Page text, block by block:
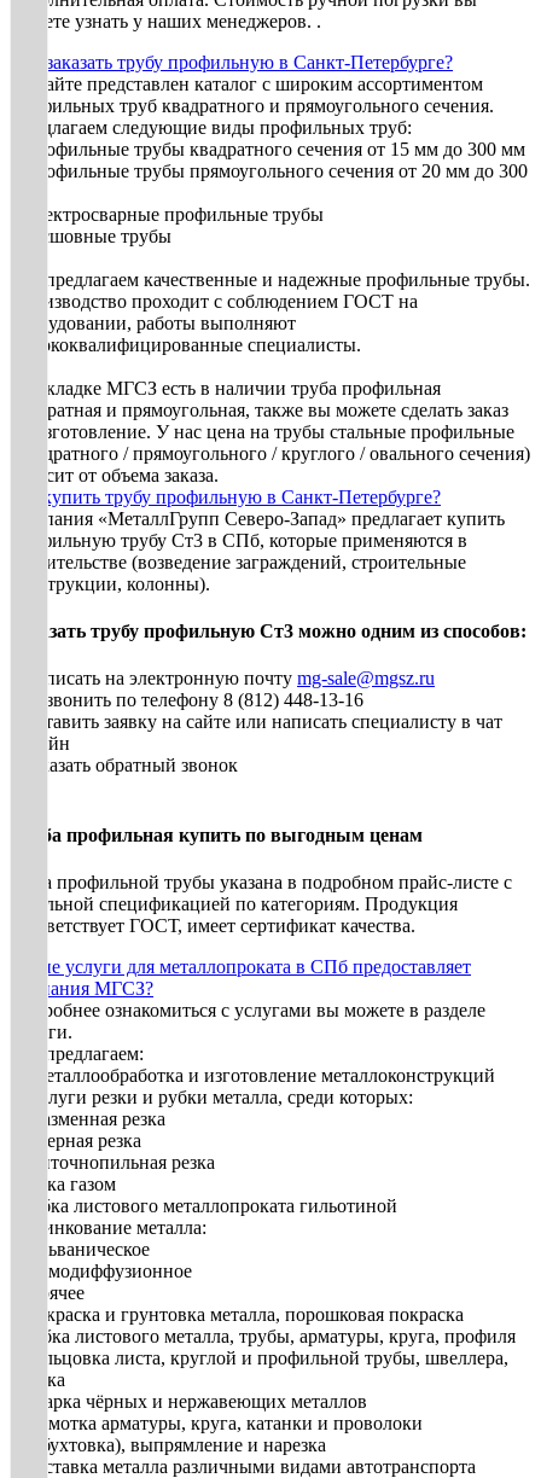
можете узнать у наших менеджеров. .
Как заказать трубу профильную в Санкт-Петербурге?
На сайте представлен каталог с широким ассортиментом
профильных труб квадратного и прямоугольного сечения.
Предлагаем следующие виды профильных труб:
• Профильные трубы квадратного сечения от 15 мм до 300 мм
• Профильные трубы прямоугольного сечения от 20 мм до 300
• Электросварные профильные трубы
• Бесшовные трубы
Мы предлагаем качественные и надежные профильные трубы.
Производство проходит с соблюдением ГОСТ на
оборудовании, работы выполняют
высококвалифицированные специалисты.
На складке МГСЗ есть в наличии труба профильная
квадратная и прямоугольная, также вы можете сделать заказ
на изготовление. У нас цена на трубы стальные профильные
(квадратного / прямоугольного / круглого / овального сечения)
зависит от объема заказа.
Где купить трубу профильную в Санкт-Петербурге?
Компания «МеталлГрупп Северо-Запад» предлагает купить
профильную трубу Ст3 в СПб, которые применяются в
строительстве (возведение заграждений, строительные
конструкции, колонны).
Заказать трубу профильную Ст3 можно одним из способов:
• Написать на электронную почту mg-sale@mgsz.ru
• Позвонить по телефону 8 (812) 448-13-16
• Оставить заявку на сайте или написать специалисту в чат
онлайн
• Заказать обратный звонок
Труба профильная купить по выгодным ценам
Цена профильной трубы указана в подробном прайс-листе с
детальной спецификацией по категориям. Продукция
соответствует ГОСТ, имеет сертификат качества.
Какие услуги для металлопроката в СПб предоставляет
компания МГСЗ?
Подробнее ознакомиться с услугами вы можете в разделе
Услуги.
Мы предлагаем:
1. Металлообработка и изготовление металлоконструкций
2. Услуги резки и рубки металла, среди которых:
• плазменная резка
• лазерная резка
• ленточнопильная резка
• резка газом
• рубка листового металлопроката гильотиной
3. Цинкование металла:
• гальваническое
• термодиффузионное
• горячее
• Покраска и грунтовка металла, порошковая покраска
• Гибка листового металла, трубы, арматуры, круга, профиля
• Вальцовка листа, круглой и профильной трубы, швеллера,
уголка
• Сварка чёрных и нержавеющих металлов
• Размотка арматуры, круга, катанки и проволоки
(разбухтовка), выпрямление и нарезка
• Доставка металла различными видами автотранспорта